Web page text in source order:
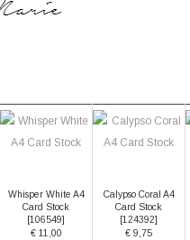
Whisper White A4
Card Stock
[106549
€ 11,00
Calypso Coral A4
Card Stock
[124392
€ 9,75